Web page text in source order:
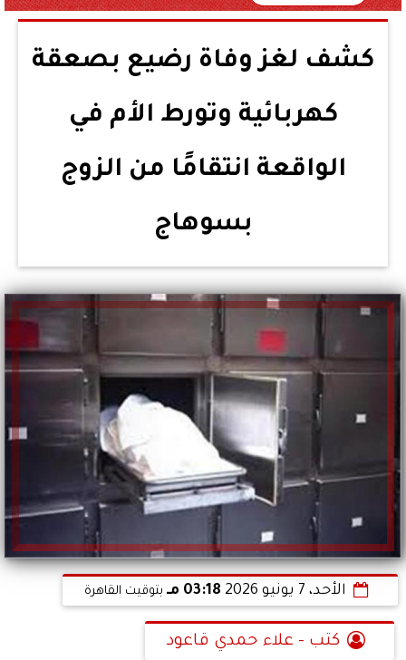
كشف لغز وفاة رضيع بصعقة
كهربائية وتورط الأم في
الواقعة انتقامًا من الزوج
بسوهاج
الأحد، 7 يونيو 2026 03:18 مـ بتوقيت القاهرة
كتب - علاء حمدي قاعود